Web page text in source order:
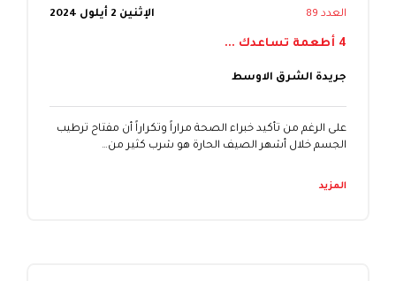
العدد 89 الإثنين 2 أيلول 2024
4 أطعمة تساعدك ...
جريدة الشرق الاوسط
على الرغم من تأكيد خبراء الصحة مراراً وتكراراً أن مفتاح ترطيب
الجسم خلال أشهر الصيف الحارة هو شرب كثير من…
المزيد